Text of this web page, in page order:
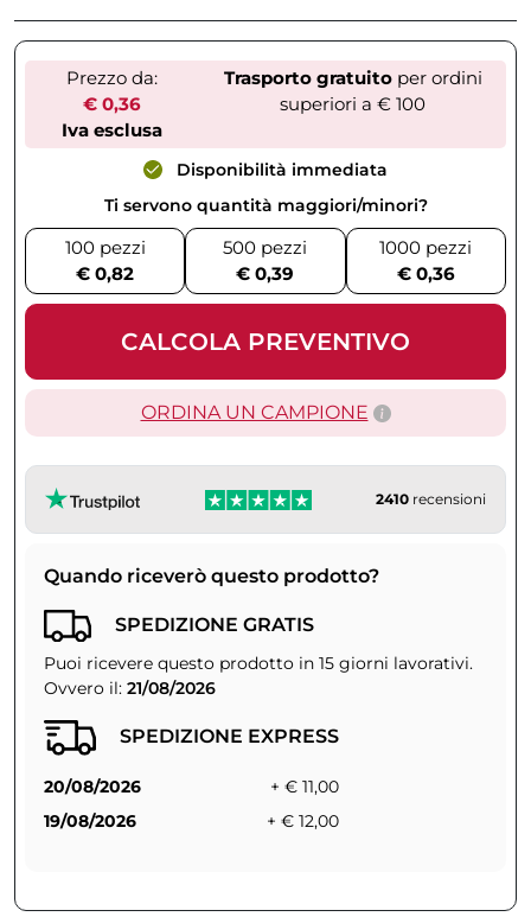
Prezzo da:
€ 0,36
Iva esclusa
Trasporto gratuitoper ordini
superiori a € 100
Disponibilità immediata
Ti servono quantità maggiori/minori?
100 pezzi
€ 0,82
500 pezzi
€ 0,39
1000 pezzi
€ 0,36
CALCOLA PREVENTIVO
ORDINA UN CAMPIONE
2410 recensioni
Quando riceverò questo prodotto?
SPEDIZIONE GRATIS
Puoi ricevere questo prodotto in 15 giorni lavorativi.
Ovvero il: 21/08/2026
SPEDIZIONE EXPRESS
20/08/2026
+ € 11,00
19/08/2026
+ € 12,00